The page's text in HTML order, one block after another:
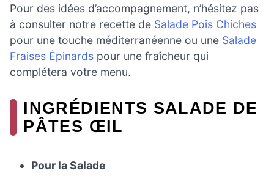
Pour des idées d’accompagnement, n’hésitez pas
à consulter notre recette de Salade Pois Chiches
pour une touche méditerranéenne ou une Salade
Fraises Épinards pour une fraîcheur qui
complétera votre menu.
INGRÉDIENTS SALADE DE
PÂTES ŒIL
Pour la Salade